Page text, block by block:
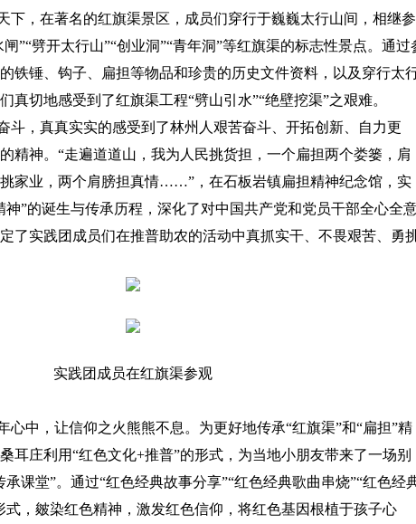
，在著名的红旗渠景区，成员们穿行于巍巍太行山间，相继参
”“劈开太行山”“创业洞”“青年洞”等红旗渠的标志性景点。通过
铁锤、钩子、扁担等物品和珍贵的历史文件资料，以及穿行太
真切地感受到了红旗渠工程“劈山引水”“绝壁挖渠”之艰难。
，真真实实的感受到了林州人艰苦奋斗、开拓创新、自力更
精神。“走遍道道山，我为人民挑货担，一个扁担两个娄篓，肩
家业，两个肩膀担真情……”，在石板岩镇扁担精神纪念馆，实
神”的诞生与传承历程，深化了对中国共产党和党员干部全心全
了实践团成员们在推普助农的活动中真抓实干、不畏艰苦、勇
实践团成员在红旗渠参观
中，让信仰之火熊熊不息。为更好地传承“红旗渠”和“扁担”精
耳庄利用“红色文化+推普”的形式，为当地小朋友带来了一场别
课堂”。通过“红色经典故事分享”“红色经典歌曲串烧”“红色经
式，皴染红色精神，激发红色信仰，将红色基因根植于孩子心